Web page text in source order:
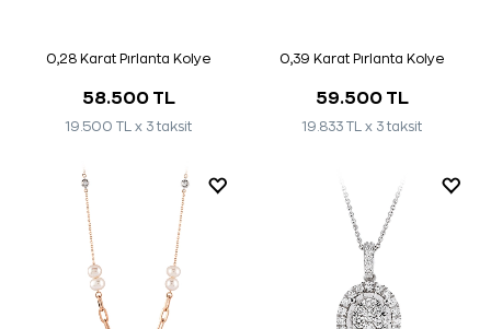
0,28 Karat Pırlanta Kolye
58.500 TL
19.500 TL x 3 taksit
0,39 Karat Pırlanta Kolye
59.500 TL
19.833 TL x 3 taksit